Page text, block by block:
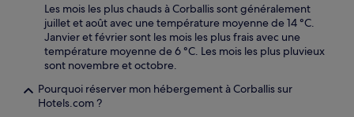
Les mois les plus chauds à Corballis sont généralement
juillet et août avec une température moyenne de 14 °C.
Janvier et février sont les mois les plus frais avec une
température moyenne de 6 °C. Les mois les plus pluvieux
sont novembre et octobre.
Pourquoi réserver mon hébergement à Corballis sur
Hotels.com ?